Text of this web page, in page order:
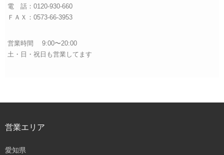
電 話：0120-930-660
ＦＡＸ：0573-66-3953
営業時間 9:00〜20:00
土・日・祝日も営業してます
営業エリア
愛知県